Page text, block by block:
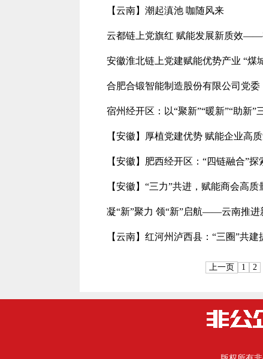
【云南】潮起滇池 咖随风来
云都链上党旗红 赋能发展新质效——
安徽淮北链上党建赋能优势产业 “煤
合肥合锻智能制造股份有限公司党委
宿州经开区：以“聚新”“暖新”“助新
【安徽】厚植党建优势 赋能企业高
【安徽】肥西经开区：“四链融合”
【安徽】“三力”共进，赋能商会高质
凝“新”聚力 领“新”启航——云南推进
【云南】红河州泸西县：“三圈”共
上一页 1 2